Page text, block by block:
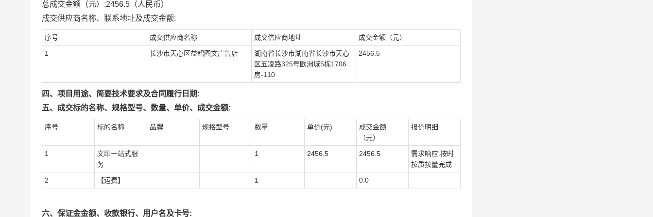
总成交金额（元）:2456.5 （人民币）
成交供应商名称、联系地址及成交金额:
序号 成交供应商名称 成交供应商地址 成交金额（元）
1 长沙市天心区益韶图文广告店
湖南省长沙市湖南省长沙市天心
区五凌路325号欧洲城5栋1706
房-110
2456.5
四、项目用途、简要技术要求及合同履行日期:
五、成交标的名称、规格型号、数量、单价、成交金额:
序号 标的名称 品牌 规格型号 数量 单价(元)
成交金额
（元）
报价明细
1
文印一站式服
务
1 2456.5 2456.5
需求响应:按时
按质按量完成
2 【运费】 1 0.0
六、保证金金额、收款银行、用户名及卡号: